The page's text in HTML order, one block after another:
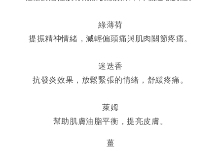
綠薄荷
提振精神情緒，減輕偏頭痛與肌肉關節疼痛。
迷迭香
抗發炎效果，放鬆緊張的情緒，舒緩疼痛。
萊姆
幫助肌膚油脂平衡，提亮皮膚。
薑